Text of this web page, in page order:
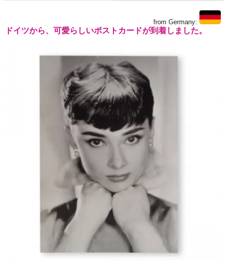
from Germany:
ドイツから、可愛らしいポストカードが到着しました。